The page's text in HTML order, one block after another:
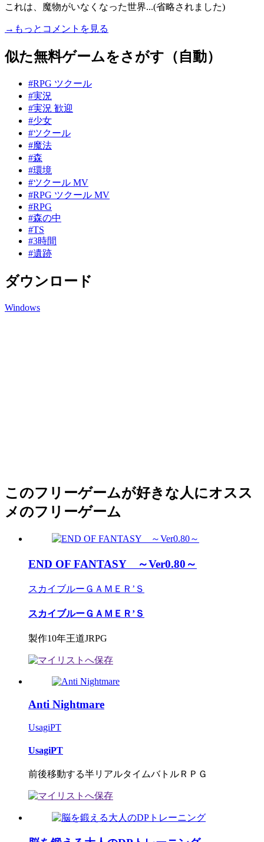
これは、魔物がいなくなった世界...(省略されました)
→もっとコメントを見る
似た無料ゲームをさがす（自動）
#RPG ツクール
#実況
#実況 歓迎
#少女
#ツクール
#魔法
#森
#環境
#ツクール MV
#RPG ツクール MV
#RPG
#森の中
#TS
#3時間
#遺跡
ダウンロード
Windows
このフリーゲームが好きな人にオスス
メのフリーゲーム
END OF FANTASY ～Ver0.80～
スカイブルーＧＡＭＥＲ’Ｓ
スカイブルーＧＡＭＥＲ’Ｓ
製作10年王道JRPG
Anti Nightmare
UsagiPT
UsagiPT
前後移動する半リアルタイムバトルＲＰＧ